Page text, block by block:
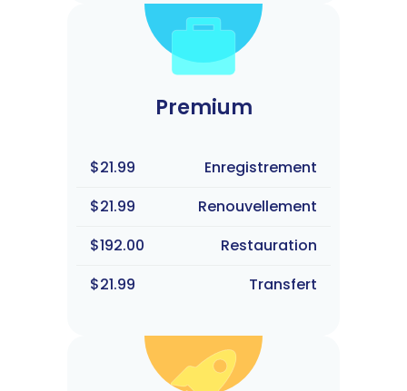
Premium
$21.99
Enregistrement
$21.99
Renouvellement
$192.00
Restauration
$21.99
Transfert